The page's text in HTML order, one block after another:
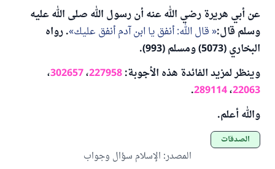
عن أبي هريرة رضي الله عنه أن رسول الله صلى الله عليه
وسلم قال: قال الله: أنفق يا ابن آدم أنفق عليك . رواه
البخاري (5073) ومسلم (993).
وينظر لمزيد الفائدة هذه الأجوبة:227958،302657،
22063،289114
.
والله أعلم.
الصدقات
المصدر: الإسلام سؤال وجواب